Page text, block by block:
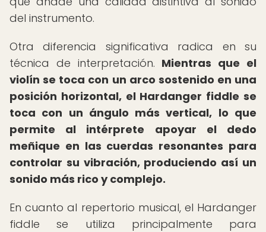
del instrumento.
Otra diferencia significativa radica en su
técnica de interpretación. Mientras que el
violín se toca con un arco sostenido en una
posición horizontal, el Hardanger fiddle se
toca con un ángulo más vertical, lo que
permite al intérprete apoyar el dedo
meñique en las cuerdas resonantes para
controlar su vibración, produciendo así un
sonido más rico y complejo.
En cuanto al repertorio musical, el Hardanger
fiddle se utiliza principalmente para